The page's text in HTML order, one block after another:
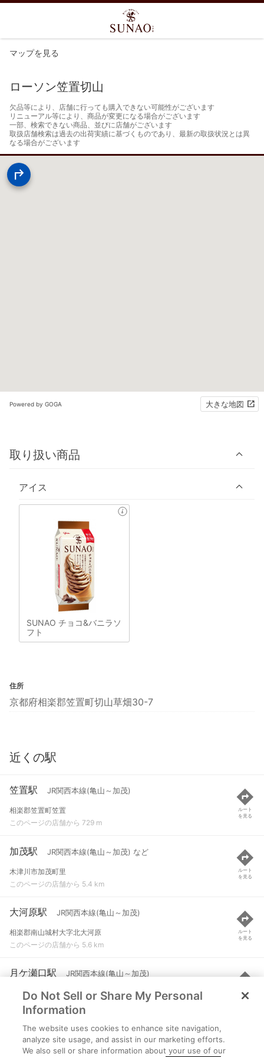
マップを見る
ローソン笠置切山
欠品等により、店舗に行っても購入できない可能性がございます
リニューアル等により、商品が変更になる場合がございます
一部、検索できない商品、並びに店舗がございます
取扱店舗検索は過去の出荷実績に基づくものであり、最新の取扱状況とは異
なる場合がございます
Powered by GOGA 大きな地図
取り扱い商品
アイス
SUNAO チョコ&バニラソ
フト
住所
京都府相楽郡笠置町切山草畑30-7
近くの駅
笠置駅 JR関西本線(亀山～加茂)
相楽郡笠置町笠置
このページの店舗から 729 m
ルート
を見る
加茂駅 JR関西本線(亀山～加茂) など
木津川市加茂町里
このページの店舗から 5.4 km
ルート
を見る
大河原駅 JR関西本線(亀山～加茂)
相楽郡南山城村大字北大河原
このページの店舗から 5.6 km
ルート
を見る
月ケ瀬口駅 JR関西本線(亀山～加茂)
京都府相楽郡南山城村大字北大河原小字殿田平尾53-3
このページの店舗から 8.8 km
ルート
を見る
上狛駅 奈良線
木津川市山城町上狛
Do Not Sell or Share My Personal
Information
The website uses cookies to enhance site navigation,
analyze site usage, and assist in our marketing efforts.
We also sell or share information about your use of our